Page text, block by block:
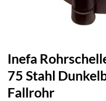
Inefa
75 Stahl
Fallrohr